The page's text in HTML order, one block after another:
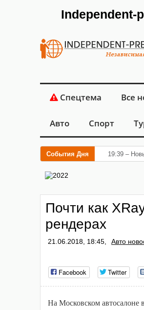
Independent-
Спецтема Все
Авто Спорт
События Дня 19:39 –
Почти как
рендерах
21.06.2018, 18:45, Авто
Facebook Twitter
На Московском автосалоне